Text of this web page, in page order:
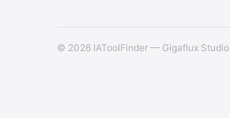
© 2026 IAToolFinder — Gigaflux Studio